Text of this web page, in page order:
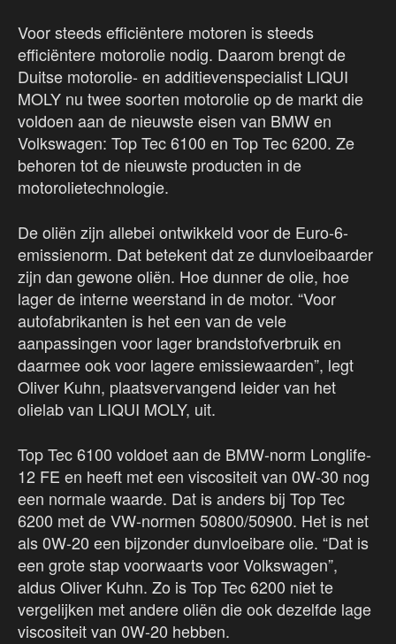
Voor steeds efficiëntere motoren is steeds
efficiëntere motorolie nodig. Daarom brengt de
Duitse motorolie- en additievenspecialist LIQUI
MOLY nu twee soorten motorolie op de markt die
voldoen aan de nieuwste eisen van BMW en
Volkswagen: Top Tec 6100 en Top Tec 6200. Ze
behoren tot de nieuwste producten in de
motorolietechnologie.
De oliën zijn allebei ontwikkeld voor de Euro-6-
emissienorm. Dat betekent dat ze dunvloeibaarder
zijn dan gewone oliën. Hoe dunner de olie, hoe
lager de interne weerstand in de motor. “Voor
autofabrikanten is het een van de vele
aanpassingen voor lager brandstofverbruik en
daarmee ook voor lagere emissiewaarden”, legt
Oliver Kuhn, plaatsvervangend leider van het
olielab van LIQUI MOLY, uit.
Top Tec 6100 voldoet aan de BMW-norm Longlife-
12 FE en heeft met een viscositeit van 0W-30 nog
een normale waarde. Dat is anders bij Top Tec
6200 met de VW-normen 50800/50900. Het is net
als 0W-20 een bijzonder dunvloeibare olie. “Dat is
een grote stap voorwaarts voor Volkswagen”,
aldus Oliver Kuhn. Zo is Top Tec 6200 niet te
vergelijken met andere oliën die ook dezelfde lage
viscositeit van 0W-20 hebben.